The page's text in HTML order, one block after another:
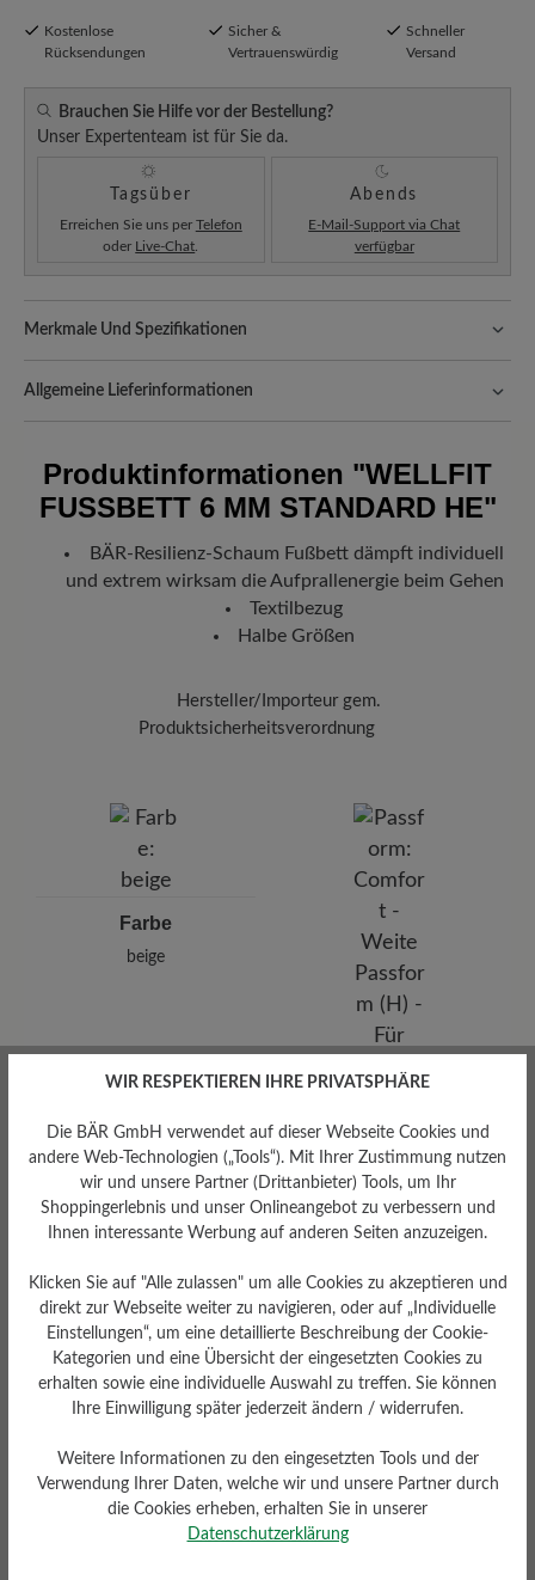
Kostenlose
Rücksendungen
Sicher &
Vertrauenswürdig
Schneller
Versand
Brauchen Sie Hilfe vor der Bestellung?
Unser Expertenteam ist für Sie da.
Tagsüber
Erreichen Sie uns per Telefon
oder Live-Chat
Abends
E-Mail-Support via Chat
verfügbar
Merkmale Und Spezifikationen
kräftige Füße
Allgemeine Lieferinformationen
hinzugefügt – unabhängig vom Bestellwert.
Freuen Sie sich auf Ihr Paket!Sobald Ihre Bestellung unser Lager in
Mit der beigefügten Sendungsnummer können Sie genau
nachverfolgen, wo sich Ihr neues BÄR Lieblingsstück gerade
Produktinformationen "WELLFIT
FUSSBETT 6 MM STANDARD HE"
BÄR-Resilienz-Schaum Fußbett dämpft individuell
und extrem wirksam die Aufprallenergie beim Gehen
Textilbezug
Halbe Größen
Hersteller/Importeur gem.
Produktsicherheitsverordnung
Pleidelsheimer Str. 15/1, 74321 Bietigheim-Bissingen,
E-mail:
kundenbetreuung@baer-schuhe.de
Telefon: 0800 51 65 65 56 (gebührenfrei)
Farbe
beige
Passform
Comfort - Weite Passform
Füße
Bewertungen lesen
0 von 0 Bewertungen
WIR RESPEKTIEREN IHRE PRIVATSPHÄRE
Die BÄR GmbH verwendet auf dieser Webseite Cookies und
andere Web-Technologien („Tools“). Mit Ihrer Zustimmung nutzen
wir und unsere Partner (Drittanbieter) Tools, um Ihr
Shoppingerlebnis und unser Onlineangebot zu verbessern und
Ihnen interessante Werbung auf anderen Seiten anzuzeigen.
Klicken Sie auf "Alle zulassen" um alle Cookies zu akzeptieren und
direkt zur Webseite weiter zu navigieren, oder auf „Individuelle
Einstellungen“, um eine detaillierte Beschreibung der Cookie-
Kategorien und eine Übersicht der eingesetzten Cookies zu
erhalten sowie eine individuelle Auswahl zu treffen. Sie können
Ihre Einwilligung später jederzeit ändern / widerrufen.
Weitere Informationen zu den eingesetzten Tools und der
Verwendung Ihrer Daten, welche wir und unsere Partner durch
die Cookies erheben, erhalten Sie in unserer
Datenschutzerklärung